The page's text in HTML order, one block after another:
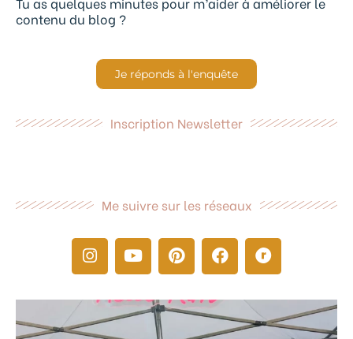
contenu du blog ?
Je réponds à l'enquête
Inscription Newsletter
Me suivre sur les réseaux
I
n
s
t
g
Y
o
u
t
u
P
i
n
t
e
F
a
c
e
b
o
R
a
v
e
r